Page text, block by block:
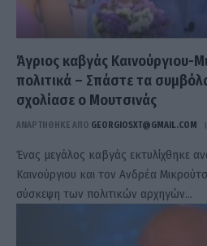
Άγριος καβγάς Καινούργιου-
πολιτικά – Σπάστε τα
σχολίασε ο Μουτσινάς
ΑΝΑΡΤΗΘΗΚΕ ΑΠΟ GEORGIOSXT@GMAIL.COM
Ένας μεγάλος καβγάς εκτυλίχθηκε
Καινούργιου και τον Ανδρέα
σύσκεψη των πολιτικών αρχηγών…